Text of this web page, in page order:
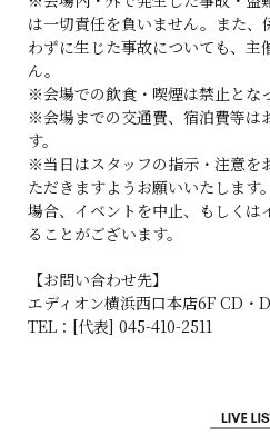
は一切責任を負いません。また
わずに生じた事故についても、主
ん。
※会場での飲食・喫煙は禁止とな
※会場までの交通費、宿泊費等は
す。
※当日はスタッフの指示・注意を
ただきますようお願いいたします
場合、イベントを中止、もしくは
ることがございます。
【お問い合わせ先】
エディオン横浜西口本店6F CD・
TEL：[代表] 045-410-2511